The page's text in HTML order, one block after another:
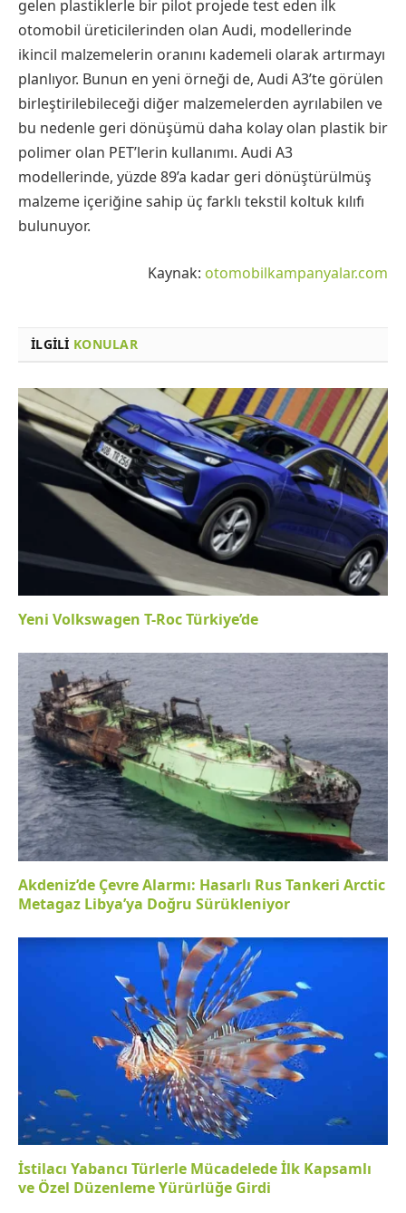
gelen plastiklerle bir pilot projede test eden ilk
otomobil üreticilerinden olan Audi, modellerinde
ikincil malzemelerin oranını kademeli olarak artırmayı
planlıyor. Bunun en yeni örneği de, Audi A3’te görülen
birleştirilebileceği diğer malzemelerden ayrılabilen ve
bu nedenle geri dönüşümü daha kolay olan plastik bir
polimer olan PET’lerin kullanımı. Audi A3
modellerinde, yüzde 89’a kadar geri dönüştürülmüş
malzeme içeriğine sahip üç farklı tekstil koltuk kılıfı
bulunuyor.
Kaynak: otomobilkampanyalar.com
İLGILI KONULAR
Yeni Volkswagen T-Roc Türkiye’de
Akdeniz’de Çevre Alarmı: Hasarlı Rus Tankeri Arctic
Metagaz Libya’ya Doğru Sürükleniyor
İstilacı Yabancı Türlerle Mücadelede İlk Kapsamlı
ve Özel Düzenleme Yürürlüğe Girdi